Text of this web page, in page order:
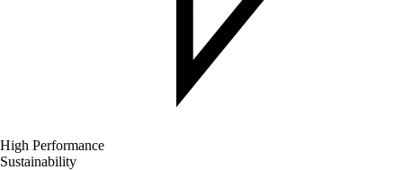
High Performance
Sustainability